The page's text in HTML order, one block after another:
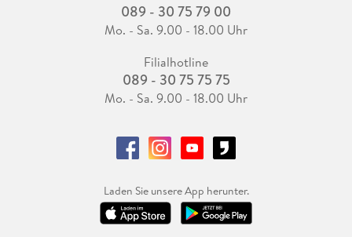
10. 2 . . . Generics . . . 239
10. 4 . . . Standardprotokolle . . . 251
10. 6 . . . Protokollerweiterungen . . . 258
089 - 30 75 79 00
Mo. - Sa. 9.00 - 18.00 Uhr
Filialhotline
089 - 30 75 75 75
Mo. - Sa. 9.00 - 18.00 Uhr
Laden Sie unsere App herunter.